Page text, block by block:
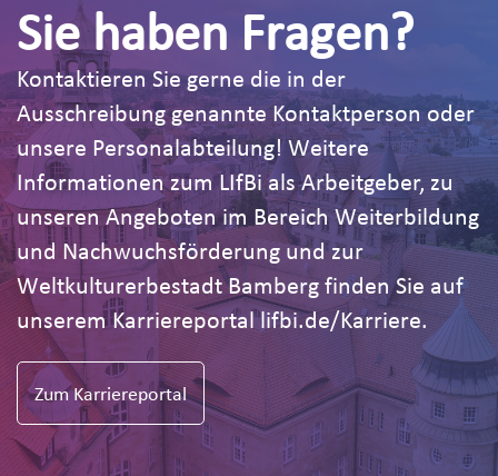
Sie haben Fragen?
Kontaktieren Sie gerne die in der
Ausschreibung genannte Kontaktperson oder
unsere Personalabteilung! Weitere
Informationen zum LIfBi als Arbeitgeber, zu
unseren Angeboten im Bereich Weiterbildung
und Nachwuchsförderung und zur
Weltkulturerbestadt Bamberg finden Sie auf
unserem Karriereportal lifbi.de/Karriere.
Zum Karriereportal